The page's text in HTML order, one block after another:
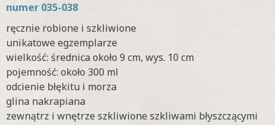
numer 035-038
ręcznie robione i szkliwione
unikatowe egzemplarze
wielkość: średnica około 9 cm, wys. 10 cm
pojemność: około 300 ml
odcienie błękitu i morza
glina nakrapiana
zewnątrz i wnętrze szkliwione szkliwami błyszczącymi